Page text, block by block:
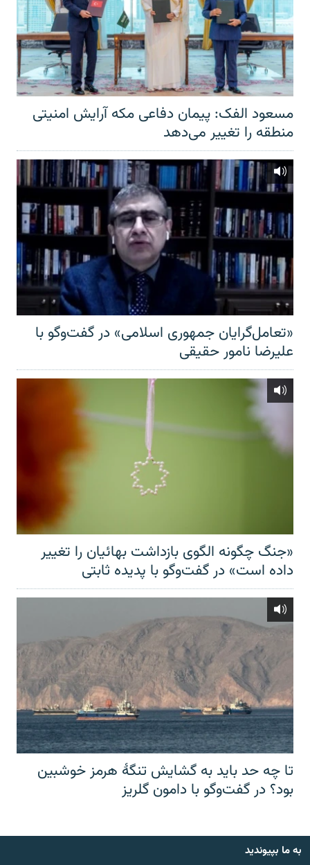
مسعود الفک: پیمان دفاعی مکه آرایش امنیتی
منطقه را تغییر می‌دهد
«تعامل‌گرایان جمهوری اسلامی» در گفت‌وگو با
علیرضا نامور حقیقی
«جنگ چگونه الگوی بازداشت بهائیان را تغییر
داده است» در گفت‌وگو با پدیده ثابتی
تا چه حد باید به گشایش تنگهٔ هرمز خوشبین
بود؟ در گفت‌وگو با دامون گلریز
به ما بپیوندید